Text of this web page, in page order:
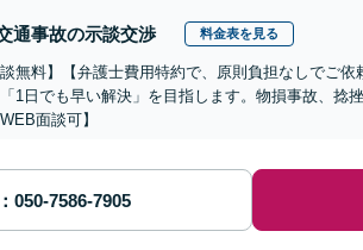
通事故の示談交渉 料金表を見る
談無料】【弁護士費用特約で、原則負担なしでご
1日でも早い解決」を目指します。物損事故、捻
面談可】